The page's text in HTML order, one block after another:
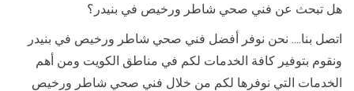
هل تبحث عن فني صحي شاطر ورخيص في بنيدر؟
اتصل بنا…. نحن نوفر أفضل فني صحي شاطر ورخيص في بنيدر
ونقوم بتوفير كافة الخدمات لكم في مناطق الكويت ومن أهم
الخدمات التي نوفرها لكم من خلال فني صحي شاطر ورخيص